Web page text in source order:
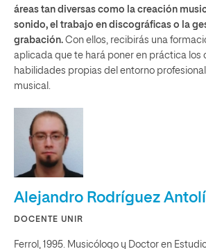
áreas tan diversas como la creación
sonido, el trabajo en discográficas o la
grabación. Con ellos, recibirás una
aplicada que te hará poner en práctica los
habilidades propias del entorno
musical.
Alejandro Rodríguez
DOCENTE UNIR
Ferrol, 1995. Musicólogo y Doctor en